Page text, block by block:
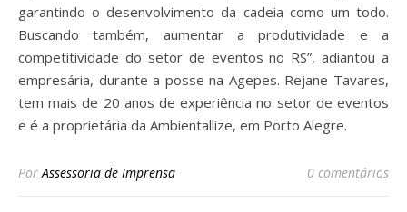
garantindo o desenvolvimento da cadeia como um todo.
Buscando também, aumentar a produtividade e a
competitividade do setor de eventos no RS”, adiantou a
empresária, durante a posse na Agepes. Rejane Tavares,
tem mais de 20 anos de experiência no setor de eventos
e é a proprietária da Ambientallize, em Porto Alegre.
Por Assessoria de Imprensa 0 comentários